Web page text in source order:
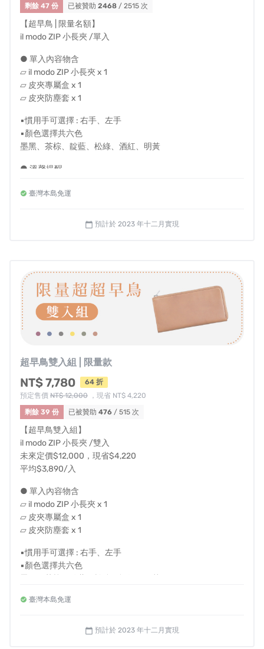
剩餘 47 份 已被贊助 2468 / 2515 次
【超早鳥 | 限量名額】
il modo ZIP 小長夾 /單入
● 單入內容物含
▱ il modo ZIP 小長夾 x 1
▱ 皮夾專屬盒 x 1
▱ 皮夾防塵套 x 1
▪慣用手可選擇 : 右手、左手
▪顏色選擇共六色
墨黑、茶棕、靛藍、松綠、酒紅、明黃
● 溫馨提醒
- 國內皆享有免運費，若海外或離島配送需求請私訊我們
臺灣本島免運
calendar_today 預計於 2023 年十二月實現
超早鳥雙入組 | 限量款
NT$ 7,780
64 折
預定售價 NT$ 12,000 ，現省 NT$ 4,220
剩餘 39 份
已被贊助 476 / 515 次
【超早鳥雙入組】
il modo ZIP 小長夾 /雙入
未來定價$12,000，現省$4,220
平均$3,890/入
● 單入內容物含
▱ il modo ZIP 小長夾 x 1
▱ 皮夾專屬盒 x 1
▱ 皮夾防塵套 x 1
▪慣用手可選擇 : 右手、左手
▪顏色選擇共六色
● 溫馨提醒
- 國內皆享有免運費，若海外或離島配送需求請私訊我們
臺灣本島免運
calendar_today 預計於 2023 年十二月實現